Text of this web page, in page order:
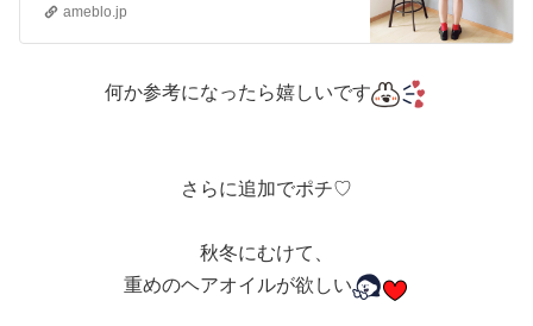
ameblo.jp
何か参考になったら嬉しいです
さらに追加でポチ♡
秋冬にむけて、
重めのヘアオイルが欲しい